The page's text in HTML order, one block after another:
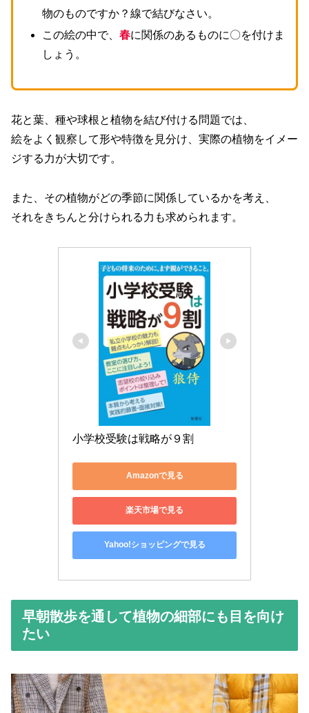
物のものですか？線で結びなさい。
この絵の中で、 春に関係のあるものに〇を付けま
しょう。
花と葉、種や球根と植物を結び付ける問題では、
絵をよく観察して形や特徴を見分け、実際の植物をイメー
ジする力が大切です。
また、その植物がどの季節に関係しているかを考え、
それをきちんと分けられる力も求められます。
小学校受験は戦略が９割
Amazonで見る
楽天市場で見る
Yahoo!ショッピングで見る
早朝散歩を通して植物の細部にも目を向け
たい